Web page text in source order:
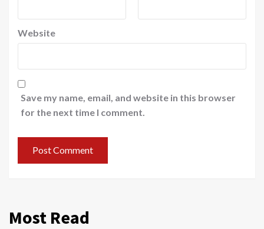
Website
Save my name, email, and website in this browser
for the next time I comment.
Most Read